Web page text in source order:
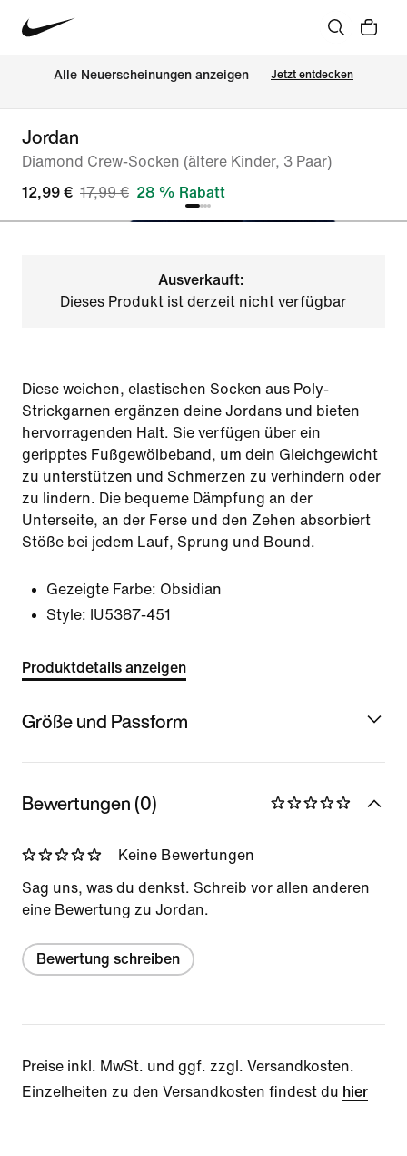
Alle Neuerscheinungen anzeigen Jetzt entdecken
Jordan
Diamond Crew-Socken (ältere Kinder, 3 Paar)
12,99 € 17,99 € 28 % Rabatt
Ausverkauft:
Dieses Produkt ist derzeit nicht verfügbar
Diese weichen, elastischen Socken aus Poly-
Strickgarnen ergänzen deine Jordans und bieten
hervorragenden Halt. Sie verfügen über ein
geripptes Fußgewölbeband, um dein Gleichgewicht
zu unterstützen und Schmerzen zu verhindern oder
zu lindern. Die bequeme Dämpfung an der
Unterseite, an der Ferse und den Zehen absorbiert
Stöße bei jedem Lauf, Sprung und Bound.
Gezeigte Farbe: Obsidian
Style: IU5387-451
Produktdetails anzeigen
Größe und Passform
Bewertungen (0)
Keine Bewertungen
Sag uns, was du denkst. Schreib vor allen anderen
eine Bewertung zu Jordan.
Bewertung schreiben
Preise inkl. MwSt. und ggf. zzgl. Versandkosten.
Einzelheiten zu den Versandkosten findest du hier